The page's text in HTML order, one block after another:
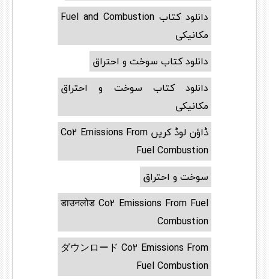
دانلود کتاب Fuel and Combustion
مکانیکی
دانلود کتاب سوخت و احتراق
دانلود کتاب سوخت و احتراق
مکانیکی
ڈاؤن لوڈ کریں Co2 Emissions From
Fuel Combustion
سوخت و احتراق
डाउनलोड Co2 Emissions From Fuel
Combustion
ダウンロード Co2 Emissions From
Fuel Combustion